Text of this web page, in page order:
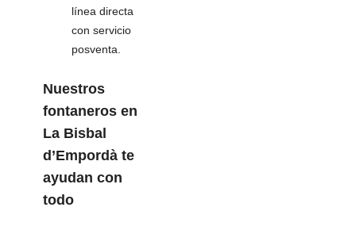
línea directa
con servicio
posventa.
Nuestros
fontaneros en
La Bisbal
d’Empordà te
ayudan con
todo